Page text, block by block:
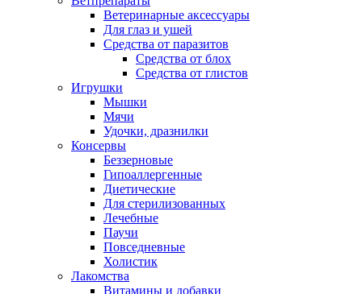
Ветеринарные аксессуары
Для глаз и ушей
Средства от паразитов
Средства от блох
Средства от глистов
Игрушки
Мышки
Мячи
Удочки, дразнилки
Консервы
Беззерновые
Гипоаллергенные
Диетические
Для стерилизованных
Лечебные
Паучи
Повседневные
Холистик
Лакомства
Витамины и добавки